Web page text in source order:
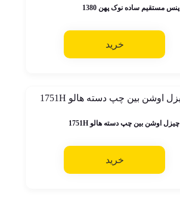
پنس مستقیم ساده نوک پهن 1380
خرید
چیزل اوشن بین چپ دسته هالو 1751H
خرید